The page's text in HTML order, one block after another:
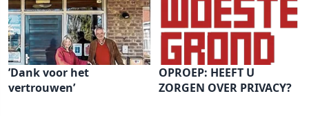
’Dank voor het
vertrouwen’
OPROEP: HEEFT U
ZORGEN OVER PRIVACY?